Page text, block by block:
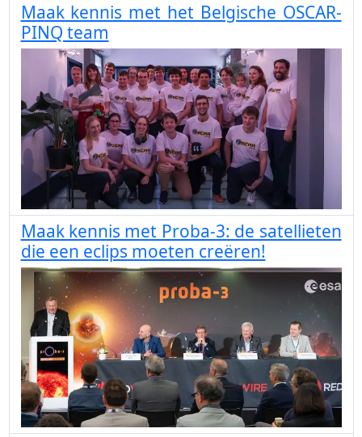
Maak kennis met het Belgische OSCAR-
PINQ team
Maak kennis met Proba-3: de satellieten
die een eclips moeten creëren!